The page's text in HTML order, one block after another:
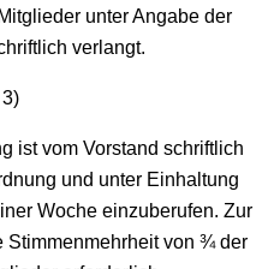
unter Angabe der
verlangt.
3)
ist vom Vorstand schriftlich
und unter Einhaltung
Woche einzuberufen. Zur
Stimmenmehrheit von ¾ der